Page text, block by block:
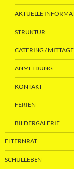
AKTUELLE
STRUKTUR
CATERING /
ANMELDUNG
KONTAKT
FERIEN
BILDERGALERIE
ELTERNRAT
SCHULLEBEN